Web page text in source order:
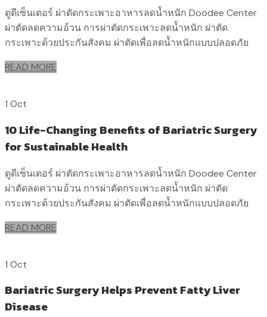
ดูดีเซ็นเตอร์ ผ่าตัดกระเพาะอาหารลดน้ำหนัก Doodee Center
ผ่าตัดลดความอ้วน การผ่าตัดกระเพาะลดน้ำหนัก ผ่าตัด
กระเพาะด้วยประกันสังคม ผ่าตัดเพื่อลดน้ำหนักแบบปลอดภัย
READ MORE
1 Oct
10 Life-Changing Benefits of Bariatric Surgery
for Sustainable Health
ดูดีเซ็นเตอร์ ผ่าตัดกระเพาะอาหารลดน้ำหนัก Doodee Center
ผ่าตัดลดความอ้วน การผ่าตัดกระเพาะลดน้ำหนัก ผ่าตัด
กระเพาะด้วยประกันสังคม ผ่าตัดเพื่อลดน้ำหนักแบบปลอดภัย
READ MORE
1 Oct
Bariatric Surgery Helps Prevent Fatty Liver
Disease